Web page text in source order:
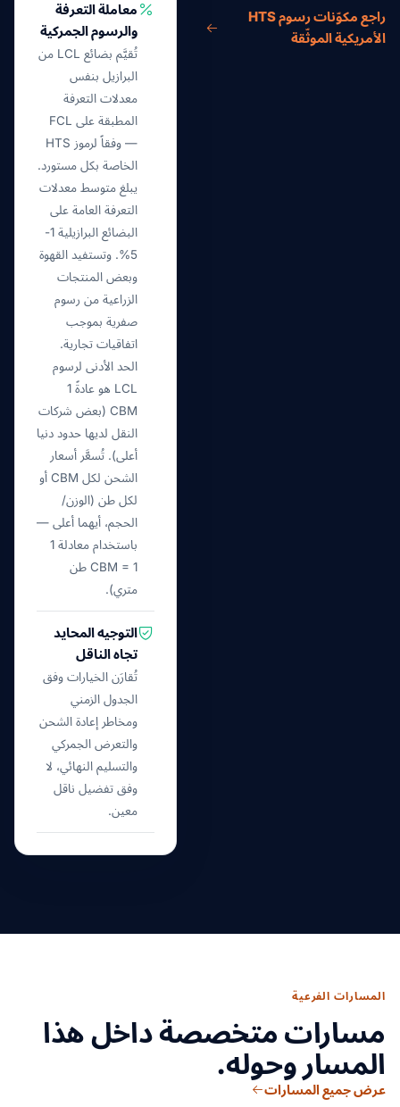
راجع مكوّنات رسوم HTS
الأمريكية الموثّقة
معاملة التعرفة
والرسوم الجمركية
تُقيَّم بضائع LCL من
البرازيل بنفس
معدلات التعرفة
المطبقة على FCL
— وفقاً لرموز HTS
الخاصة بكل مستورد.
يبلغ متوسط معدلات
التعرفة العامة على
البضائع البرازيلية 1-
5%. وتستفيد القهوة
وبعض المنتجات
الزراعية من رسوم
صفرية بموجب
اتفاقيات تجارية.
الحد الأدنى لرسوم
LCL هو عادةً 1
CBM (بعض شركات
النقل لديها حدود دنيا
أعلى). تُسعَّر أسعار
الشحن لكل CBM أو
لكل طن (الوزن/
الحجم، أيهما أعلى —
باستخدام معادلة 1
CBM = 1 طن
متري).
التوجيه المحايد
تجاه الناقل
تُقارَن الخيارات وفق
الجدول الزمني
ومخاطر إعادة الشحن
والتعرض الجمركي
والتسليم النهائي، لا
وفق تفضيل ناقل
معين.
المسارات الفرعية
مسارات متخصصة داخل هذا
المسار وحوله.
عرض جميع المسارات